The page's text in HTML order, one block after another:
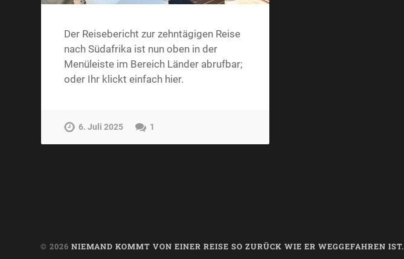
Der Reisebericht zur zehntägigen Reise
nach Südafrika ist nun oben in der
Menüleiste im Bereich Länder abrufbar;
oder Ihr klickt einfach hier.
6. Juli 2025 1
© 2026NIEMAND KOMMT VON EINER REISE SO ZURÜCK WIE ER WEGGEFAHREN IST.